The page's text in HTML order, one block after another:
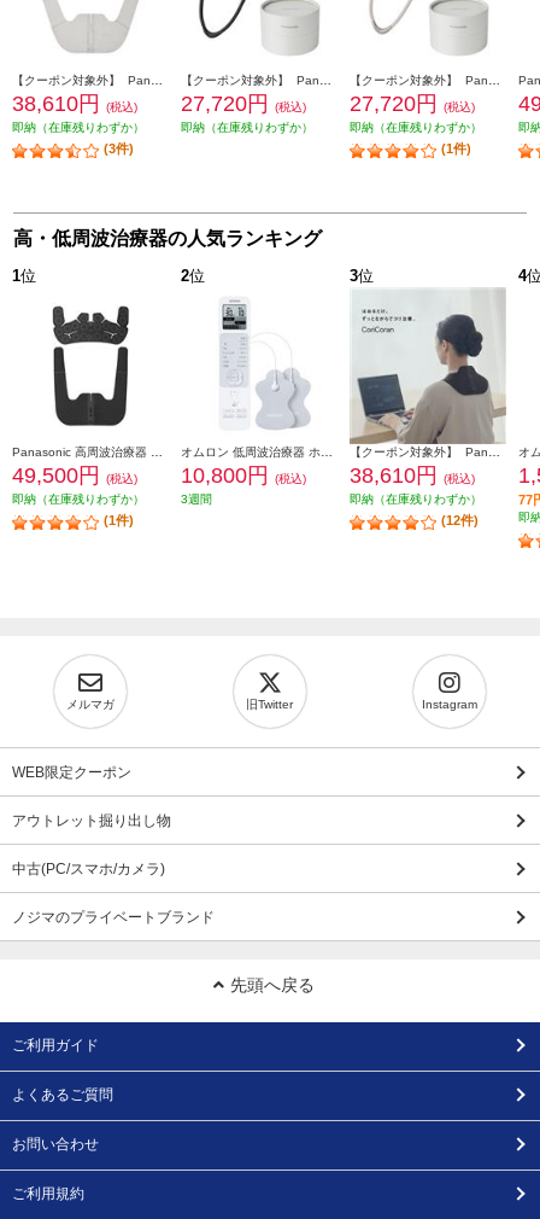
38,610円
(税込)
即納（在庫残りわずか）
(3件)
27,720円
(税込)
即納（在庫残りわずか）
27,720円
(税込)
即納（在庫残りわずか）
(1件)
即
高・低周波治療器の人気ランキング
1位
49,500円
(税込)
即納（在庫残りわずか）
(1件)
2位
10,800円
(税込)
3週間
3位
38,610円
(税込)
即納（在庫残りわずか）
(12件)
4
77
即
メルマガ 旧Twitter Instagram
WEB限定クーポン
アウトレット掘り出し物
中古(PC/スマホ/カメラ)
ノジマのプライベートブランド
先頭へ戻る
ご利用ガイド
よくあるご質問
お問い合わせ
ご利用規約